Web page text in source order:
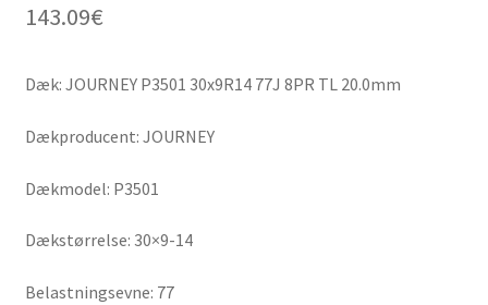
143.09€
Dæk: JOURNEY P3501 30x9R14 77J 8PR TL 20.0mm
Dækproducent: JOURNEY
Dækmodel: P3501
Dækstørrelse: 30×9-14
Belastningsevne: 77